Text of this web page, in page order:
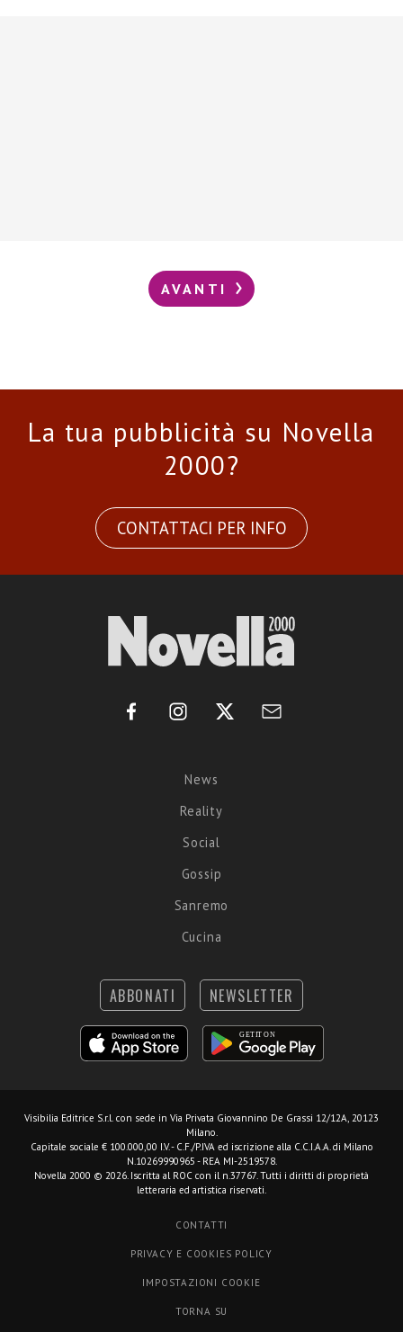
AVANTI
La tua pubblicità su Novella
2000?
CONTATTACI PER INFO
News
Reality
Social
Gossip
Sanremo
Cucina
ABBONATI NEWSLETTER
Visibilia Editrice S.r.l. con sede in Via Privata Giovannino De Grassi 12/12A, 20123
Milano.
Capitale sociale € 100.000,00 I.V. - C.F./P.IVA ed iscrizione alla C.C.I.A.A. di Milano
N.10269990965 - REA MI-2519578.
Novella 2000 © 2026. Iscritta al ROC con il n.37767. Tutti i diritti di proprietà
letteraria ed artistica riservati.
CONTATTI
PRIVACY E COOKIES POLICY
IMPOSTAZIONI COOKIE
TORNA SU